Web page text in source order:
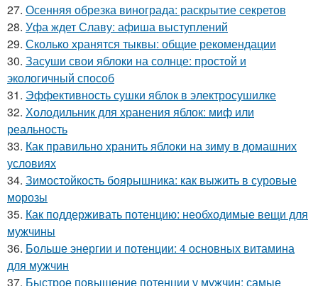
27. Осенняя обрезка винограда: раскрытие секретов
28. Уфа ждет Славу: афиша выступлений
29. Сколько хранятся тыквы: общие рекомендации
30. Засуши свои яблоки на солнце: простой и
экологичный способ
31. Эффективность сушки яблок в электросушилке
32. Холодильник для хранения яблок: миф или
реальность
33. Как правильно хранить яблоки на зиму в домашних
условиях
34. Зимостойкость боярышника: как выжить в суровые
морозы
35. Как поддерживать потенцию: необходимые вещи для
мужчины
36. Больше энергии и потенции: 4 основных витамина
для мужчин
37. Быстрое повышение потенции у мужчин: самые